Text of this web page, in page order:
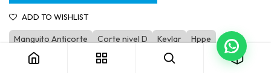
ADD TO WISHLIST
Manguito Anticorte Corte nivel D Kevlar Hppe